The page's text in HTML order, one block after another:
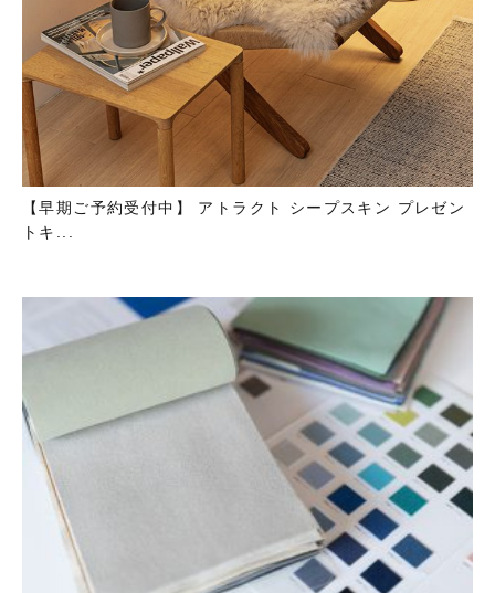
【早期ご予約受付中】 アトラクト シープスキン プレゼン
トキ...